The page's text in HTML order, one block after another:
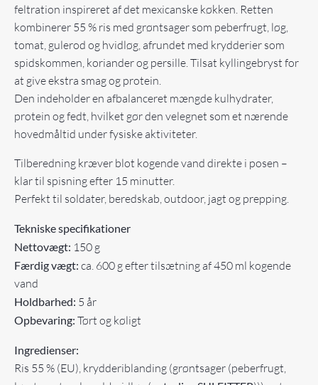
feltration inspireret af det mexicanske køkken. Retten
kombinerer 55 % ris med grøntsager som peberfrugt, løg,
tomat, gulerod og hvidløg, afrundet med krydderier som
spidskommen, koriander og persille. Tilsat kyllingebryst for
at give ekstra smag og protein.
Den indeholder en afbalanceret mængde kulhydrater,
protein og fedt, hvilket gør den velegnet som et nærende
hovedmåltid under fysiske aktiviteter.
Tilberedning kræver blot kogende vand direkte i posen –
klar til spisning efter 15 minutter.
Perfekt til soldater, beredskab, outdoor, jagt og prepping.
Tekniske specifikationer
Nettovægt: 150 g
Færdig vægt: ca. 600 g efter tilsætning af 450 ml kogende
vand
Holdbarhed: 5 år
Opbevaring: Tørt og køligt
Ingredienser:
Ris 55 % (EU), krydderiblanding (grøntsager (peberfrugt,